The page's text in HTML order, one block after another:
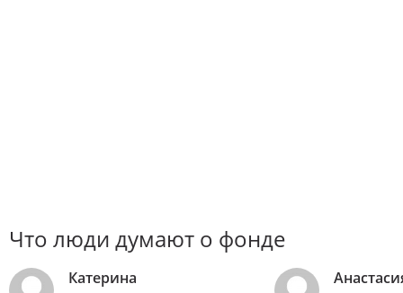
Что люди думают о фонде
Катерина